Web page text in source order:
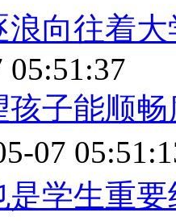
浪向往着
05:51:37
孩子能顺
07
是学生重